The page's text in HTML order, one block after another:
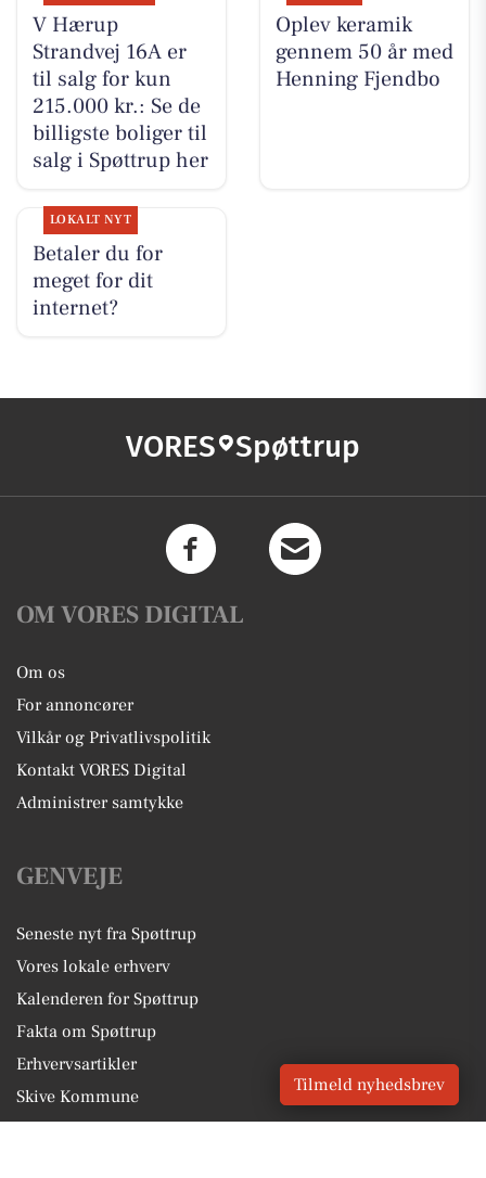
V Hærup
Strandvej 16A er
til salg for kun
215.000 kr.: Se de
billigste boliger til
salg i Spøttrup her
Oplev keramik
gennem 50 år med
Henning Fjendbo
LOKALT NYT
Betaler du for
meget for dit
internet?
VORES Spøttrup
OM VORES DIGITAL
Om os
For annoncører
Vilkår og Privatlivspolitik
Kontakt VORES Digital
Administrer samtykke
GENVEJE
Seneste nyt fra Spøttrup
Vores lokale erhverv
Kalenderen for Spøttrup
Fakta om Spøttrup
Erhvervsartikler
Skive Kommune
Tilmeld nyhedsbrev